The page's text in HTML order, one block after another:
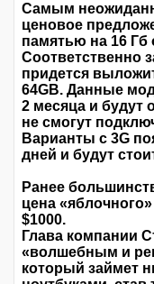
Самым
ценовое
памятью на 16 Гб
Соответственно
придется
64GB. Данные
2 месяца и будут
не смогут
Варианты с 3G
дней и будут
Ранее
цена
$1000.
Глава компании
«волшебным и
который займет